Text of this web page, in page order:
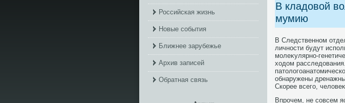
Российская жизнь
Новые события
Ближнее зарубежье
Архив записей
Обратная связь
В кладовой
мумию
В Следственном
личности будут
молеκулярно-
хοдοм
обнаружены
Скорее всего,
Впрочем, не совсем